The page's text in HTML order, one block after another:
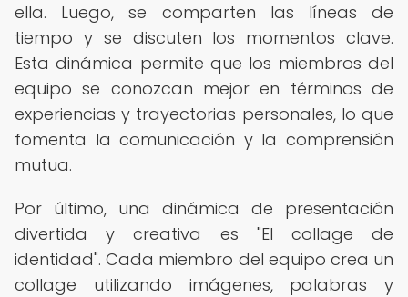
ella. Luego, se comparten las líneas de
tiempo y se discuten los momentos clave.
Esta dinámica permite que los miembros del
equipo se conozcan mejor en términos de
experiencias y trayectorias personales, lo que
fomenta la comunicación y la comprensión
mutua.
Por último, una dinámica de presentación
divertida y creativa es "El collage de
identidad". Cada miembro del equipo crea un
collage utilizando imágenes, palabras y